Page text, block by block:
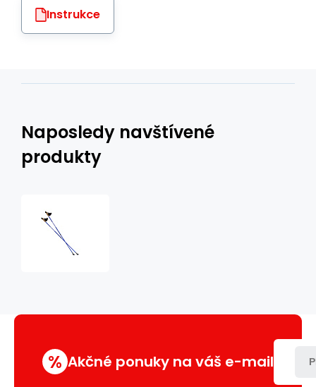
Instrukce
Naposledy navštívené
produkty
EXTREME
% Akčné ponuky na váš e-mail